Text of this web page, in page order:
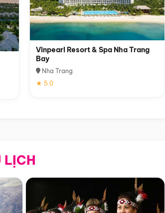
Vinpearl Resort & Spa Nha Trang
Bay
Nha Trang
★ 5.0
LỊCH